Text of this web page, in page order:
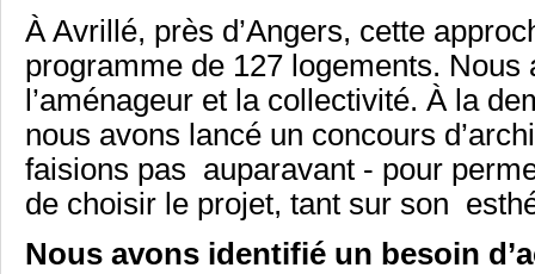
À Avrillé, près d’Angers, cette
programme de 127 logements. Nous
l’aménageur et la collectivité. À la
nous avons lancé un concours
faisions pas auparavant - pour
de choisir le projet, tant sur son
Nous avons identifié un besoin